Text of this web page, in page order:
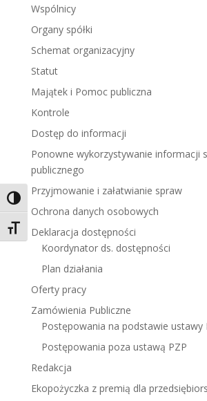
Toggle High Contrast
Toggle Font size
Wspólnicy
Organy spółki
Schemat organizacyjny
Statut
Majątek i Pomoc publiczna
Kontrole
Dostęp do informacji
Ponowne wykorzystywanie informacji
publicznego
Przyjmowanie i załatwianie spraw
Ochrona danych osobowych
Deklaracja dostępności
Koordynator ds. dostępności
Plan działania
Oferty pracy
Zamówienia Publiczne
Postępowania na podstawie ustawy
Postępowania poza ustawą PZP
Redakcja
Ekopożyczka z premią dla